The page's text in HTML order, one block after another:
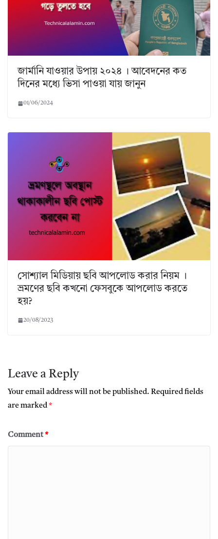
জার্মানি যাওয়ার উপায় ২০২৪ । আবেদনের কত
দিনের মধ্যে ভিসা পাওয়া যায় জানুন
01/06/2024
সোশ্যাল মিডিয়ায় ছবি আপলোড করার নিয়ম ।
ভ্রমণের ছবি কখনো ফেসবুকে আপলোড করতে
হয়?
20/08/2023
Leave a Reply
Your email address will not be published. Required fields
are marked*
Comment*